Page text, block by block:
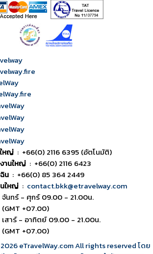
หญ่ : +66(0) 2116 6395 (อัตโนมัติ)
านใหญ่ : +66(0) 2116 6423
น : +66(0) 85 364 2449
ใหญ่ : contact.bkk@etravelway.com
จันทร์ - ศุกร์ 09.00 - 21.00น.
(GMT +07.00)
เสาร์ - อาทิตย์ 09.00 - 21.00น.
(GMT +07.00)
eTravelWay.com All rights reserved โดย